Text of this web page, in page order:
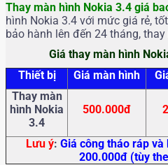
Thay màn hình Nokia 3.4 giá
hình Nokia 3.4 với mức giá rẻ,
bảo hành lên đến 24 tháng,
Giá thay màn hình
Thiết bị
Giá màn hình
Thay màn
hình Nokia
3.4
500.000đ
Lưu ý: Giá công tháo ráp
200.000đ (tùy